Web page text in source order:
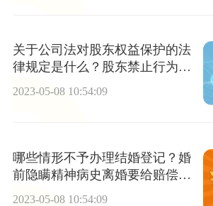
关于公司法对股东权益保护的法
律规定是什么？股东禁止行为有
哪些？
2023-05-08 10:54:09
哪些情形不予办理结婚登记？婚
前隐瞒精神病史离婚要给赔偿
2023-05-08 10:54:09